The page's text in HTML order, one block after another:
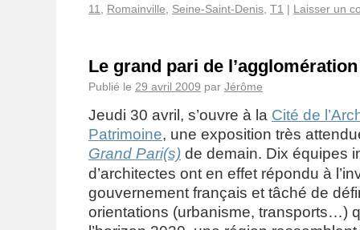
11
Romainville Seine-Saint-Denis T1 | Laisser un
Le grand pari de
Publié le 29 avril 2009 par Jérôme
Jeudi 30 avril, s’ouvre à la Cité de
Patrimoine, une exposition très
Grand Pari(s) de demain. Dix équipes
d’architectes ont en effet répondu à
gouvernement français et tâché de
orientations (urbanisme, transports…)